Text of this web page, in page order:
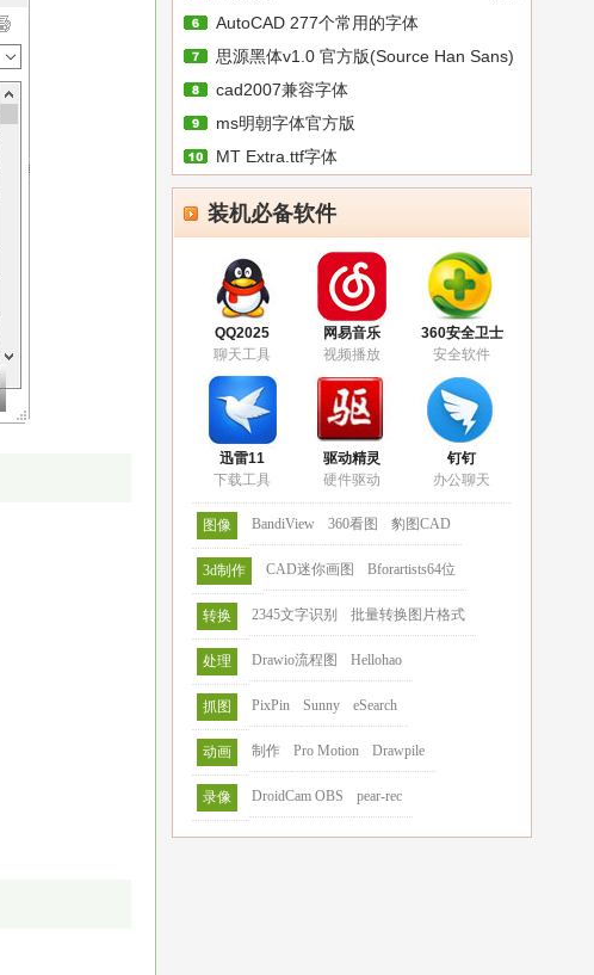
版
AutoCAD 277个常用的字体
思源黑体v1.0 官方版(Source Han Sans)
cad2007兼容字体
ms明朝字体官方版
MT Extra.ttf字体
装机必备软件
QQ2025
聊天工具
网易音乐
视频播放
360安全卫士
安全软件
迅雷11
下载工具
驱动精灵
硬件驱动
钉钉
办公聊天
图像 BandiView 360看图 豹图CAD
3d制作 CAD迷你画图 Bforartists64位
转换 2345文字识别 批量转换图片格式
处理 Drawio流程图 Hellohao
抓图 PixPin Sunny eSearch
动画 制作 Pro Motion Drawpile
录像 DroidCam OBS pear-rec